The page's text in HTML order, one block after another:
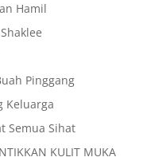
Hamil
Pinggang
Keluarga
Semua Sihat
KULIT MUKA